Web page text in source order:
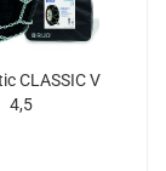
CLASSIC V
4,5